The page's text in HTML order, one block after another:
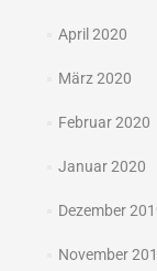
April 2020
März 2020
Februar 2020
Januar 2020
Dezember
November